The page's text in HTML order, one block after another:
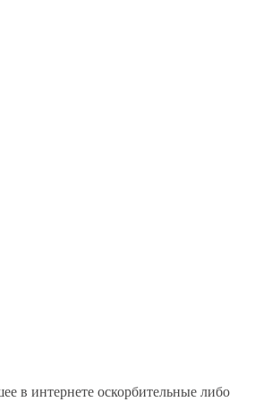
в интернете оскорбительные либо